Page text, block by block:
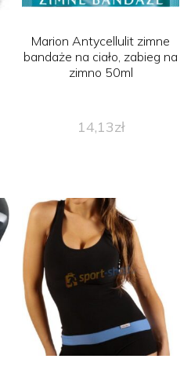
Marion Antycellulit zimne
bandaże na ciało, zabieg na
zimno 50ml
14,13zł